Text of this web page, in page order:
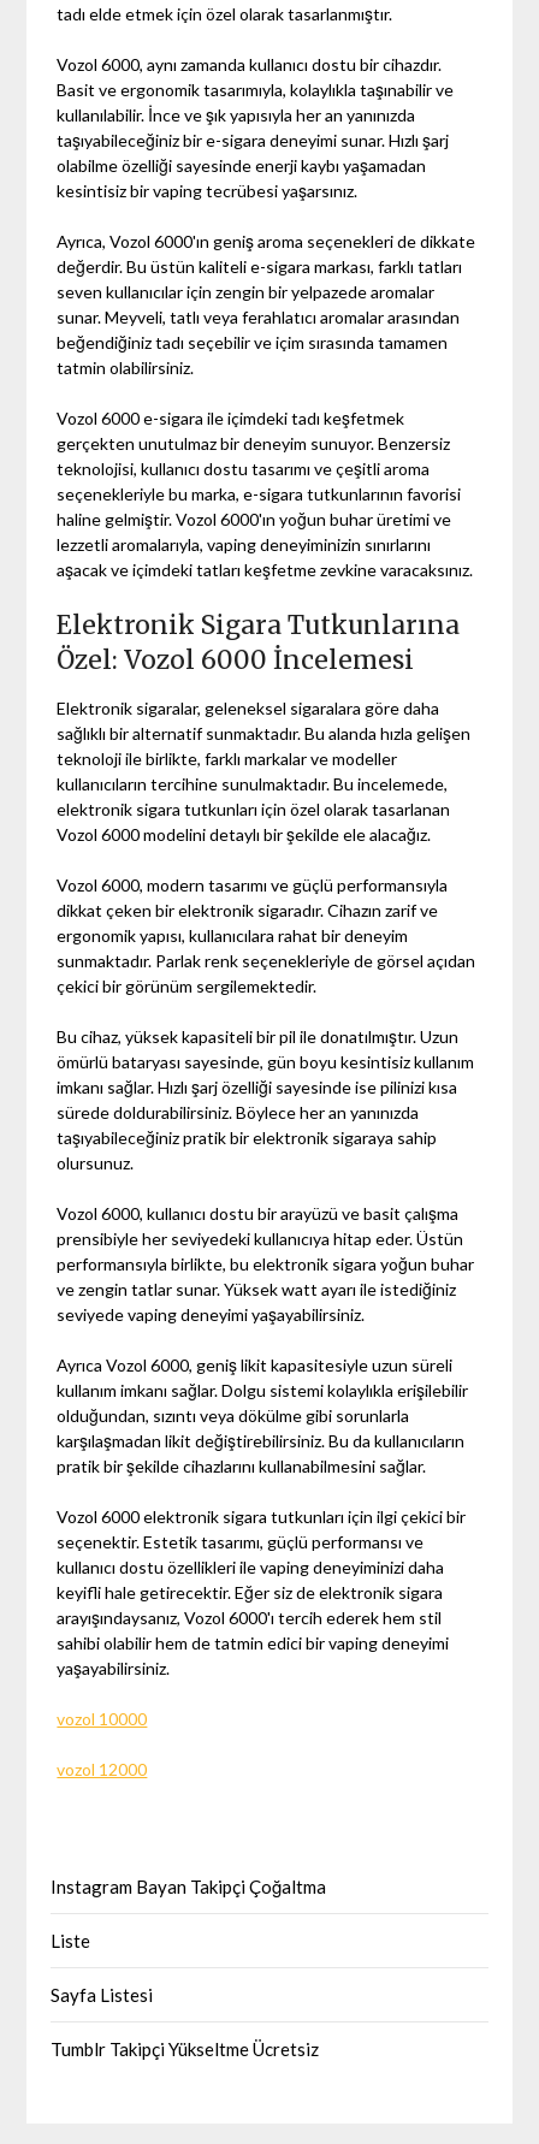
tadı elde etmek için özel olarak tasarlanmıştır.
Vozol 6000, aynı zamanda kullanıcı dostu bir cihazdır.
Basit ve ergonomik tasarımıyla, kolaylıkla taşınabilir ve
kullanılabilir. İnce ve şık yapısıyla her an yanınızda
taşıyabileceğiniz bir e-sigara deneyimi sunar. Hızlı şarj
olabilme özelliği sayesinde enerji kaybı yaşamadan
kesintisiz bir vaping tecrübesi yaşarsınız.
Ayrıca, Vozol 6000'ın geniş aroma seçenekleri de dikkate
değerdir. Bu üstün kaliteli e-sigara markası, farklı tatları
seven kullanıcılar için zengin bir yelpazede aromalar
sunar. Meyveli, tatlı veya ferahlatıcı aromalar arasından
beğendiğiniz tadı seçebilir ve içim sırasında tamamen
tatmin olabilirsiniz.
Vozol 6000 e-sigara ile içimdeki tadı keşfetmek
gerçekten unutulmaz bir deneyim sunuyor. Benzersiz
teknolojisi, kullanıcı dostu tasarımı ve çeşitli aroma
seçenekleriyle bu marka, e-sigara tutkunlarının favorisi
haline gelmiştir. Vozol 6000'ın yoğun buhar üretimi ve
lezzetli aromalarıyla, vaping deneyiminizin sınırlarını
aşacak ve içimdeki tatları keşfetme zevkine varacaksınız.
Elektronik Sigara Tutkunlarına
Özel: Vozol 6000 İncelemesi
Elektronik sigaralar, geleneksel sigaralara göre daha
sağlıklı bir alternatif sunmaktadır. Bu alanda hızla gelişen
teknoloji ile birlikte, farklı markalar ve modeller
kullanıcıların tercihine sunulmaktadır. Bu incelemede,
elektronik sigara tutkunları için özel olarak tasarlanan
Vozol 6000 modelini detaylı bir şekilde ele alacağız.
Vozol 6000, modern tasarımı ve güçlü performansıyla
dikkat çeken bir elektronik sigaradır. Cihazın zarif ve
ergonomik yapısı, kullanıcılara rahat bir deneyim
sunmaktadır. Parlak renk seçenekleriyle de görsel açıdan
çekici bir görünüm sergilemektedir.
Bu cihaz, yüksek kapasiteli bir pil ile donatılmıştır. Uzun
ömürlü bataryası sayesinde, gün boyu kesintisiz kullanım
imkanı sağlar. Hızlı şarj özelliği sayesinde ise pilinizi kısa
sürede doldurabilirsiniz. Böylece her an yanınızda
taşıyabileceğiniz pratik bir elektronik sigaraya sahip
olursunuz.
Vozol 6000, kullanıcı dostu bir arayüzü ve basit çalışma
prensibiyle her seviyedeki kullanıcıya hitap eder. Üstün
performansıyla birlikte, bu elektronik sigara yoğun buhar
ve zengin tatlar sunar. Yüksek watt ayarı ile istediğiniz
seviyede vaping deneyimi yaşayabilirsiniz.
Ayrıca Vozol 6000, geniş likit kapasitesiyle uzun süreli
kullanım imkanı sağlar. Dolgu sistemi kolaylıkla erişilebilir
olduğundan, sızıntı veya dökülme gibi sorunlarla
karşılaşmadan likit değiştirebilirsiniz. Bu da kullanıcıların
pratik bir şekilde cihazlarını kullanabilmesini sağlar.
Vozol 6000 elektronik sigara tutkunları için ilgi çekici bir
seçenektir. Estetik tasarımı, güçlü performansı ve
kullanıcı dostu özellikleri ile vaping deneyiminizi daha
keyifli hale getirecektir. Eğer siz de elektronik sigara
arayışındaysanız, Vozol 6000'ı tercih ederek hem stil
sahibi olabilir hem de tatmin edici bir vaping deneyimi
yaşayabilirsiniz.
vozol 10000
vozol 12000
Instagram Bayan Takipçi Çoğaltma
Liste
Sayfa Listesi
Tumblr Takipçi Yükseltme Ücretsiz